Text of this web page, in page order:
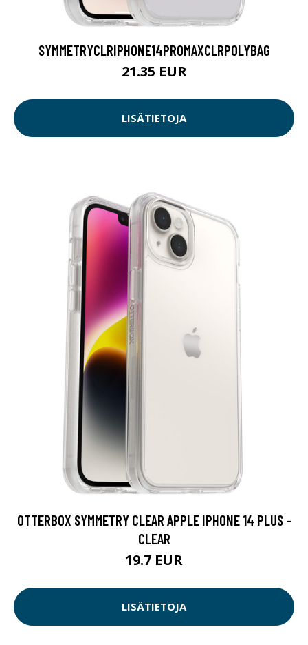
SYMMETRYCLRIPHONE14PROMAXCLRPOLYBAG
21.35 EUR
LISÄTIETOJA
OTTERBOX SYMMETRY CLEAR APPLE IPHONE 14 PLUS -
CLEAR
19.7 EUR
LISÄTIETOJA